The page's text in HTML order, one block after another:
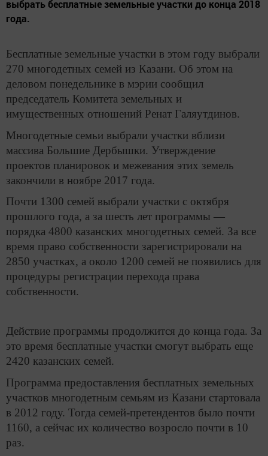
выбрать бесплатные земельные участки до конца 2018
года.
Бесплатные земельные участки в этом году выбрали
270 многодетных семей из Казани. Об этом на
деловом понедельнике в мэрии сообщил
председатель Комитета земельных и
имущественных отношений Ренат Галяутдинов.
Многодетные семьи выбрали участки вблизи
массива Большие Дербышки. Утверждение
проектов планировок и межевания этих земель
закончили в ноябре 2017 года.
Почти 1300 семей выбрали участки с октября
прошлого года, а за шесть лет программы —
порядка 4800 казанских многодетных семей. За все
время право собственности зарегистрировали на
2850 участках, а около 1200 семей не появились для
процедуры регистрации перехода права
собственности.
Действие программы продолжится до конца года. За
это время бесплатные участки смогут выбрать еще
2420 казанских семей.
Программа предоставления бесплатных земельных
участков многодетным семьям из Казани стартовала
в 2012 году. Тогда семей-претендентов было почти
1160, а сейчас их количество возросло почти в 10
раз.